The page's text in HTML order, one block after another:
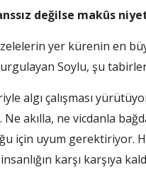
değilse makûs
yer kürenin en
Soylu, şu
algı çalışması
akılla, ne vicdanla
için uyum gerektiriyor.
karşı karşıya